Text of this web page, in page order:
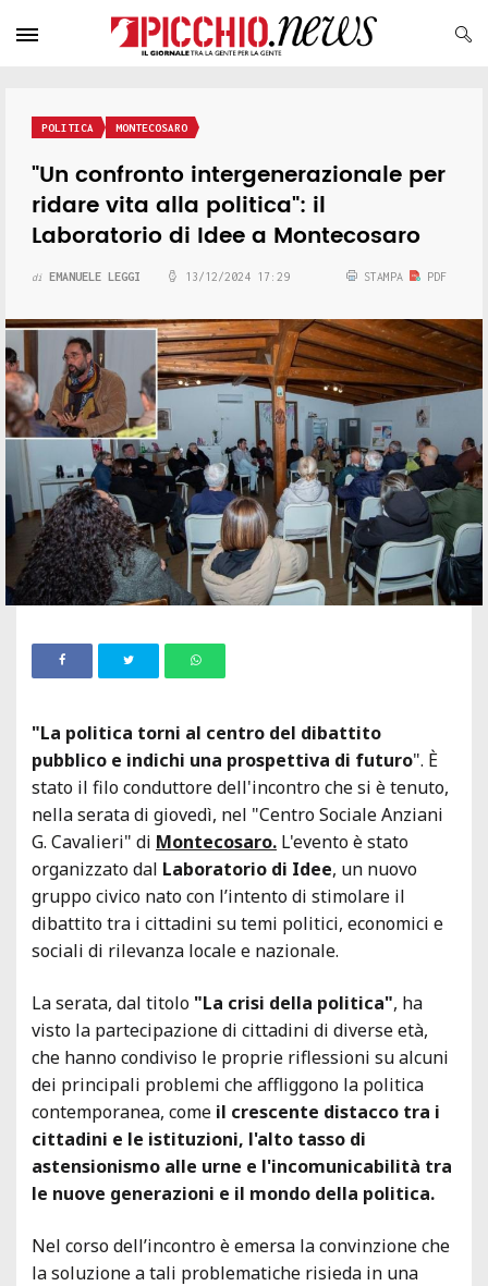
POLITICA MONTECOSARO
"Un confronto intergenerazionale per
ridare vita alla politica": il
Laboratorio di Idee a Montecosaro
di EMANUELE LEGGI 13/12/2024 17:29 STAMPA PDF
"La politica torni al centro del dibattito
pubblico e indichi una prospettiva di futuro". È
stato il filo conduttore dell'incontro che si è tenuto,
nella serata di giovedì, nel "Centro Sociale Anziani
G. Cavalieri" di Montecosaro. L'evento è stato
organizzato dal Laboratorio di Idee, un nuovo
gruppo civico nato con l’intento di stimolare il
dibattito tra i cittadini su temi politici, economici e
sociali di rilevanza locale e nazionale.
La serata, dal titolo "La crisi della politica", ha
visto la partecipazione di cittadini di diverse età,
che hanno condiviso le proprie riflessioni su alcuni
dei principali problemi che affliggono la politica
contemporanea, come il crescente distacco tra i
cittadini e le istituzioni, l'alto tasso di
astensionismo alle urne e l'incomunicabilità tra
le nuove generazioni e il mondo della politica.
Nel corso dell’incontro è emersa la convinzione che
la soluzione a tali problematiche risieda in una